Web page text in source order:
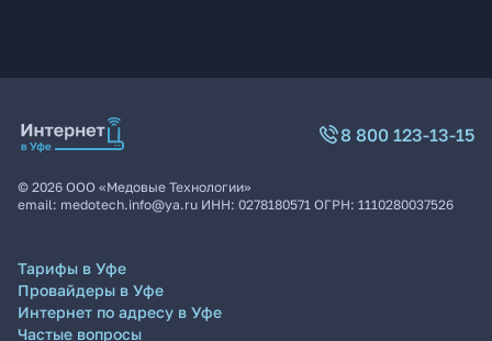
8 800 123-13-15
© 2026 ООО «Медовые Технологии»
email: medotech.info@ya.ru ИНН: 0278180571 ОГРН: 1110280037526
Тарифы в Уфе
Провайдеры в Уфе
Интернет по адресу в Уфе
Частые вопросы